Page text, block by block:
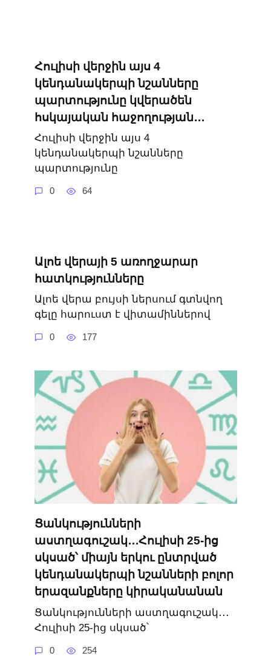
Հուլիսի վերջին այս 4
կենդանակերպի նշանները
պարտությունը կվերածեն
հսկայական հաջողության․․․
Հուլիսի վերջին այս 4
կենդանակերպի նշանները
պարտությունը
0 64
Ալոե վերայի 5 առողջարար
հատկությունները
Ալոե վերա բույսի ներսում գտնվող
գելը հարուստ է վիտամիններով
0 177
Ցանկությունների
աստղագուշակ․․․Հուլիսի 25-ից
սկսած՝ միայն երկու ընտրված
կենդանակերպի նշանների բոլոր
երազանքները կիրականանան
Ցանկությունների աստղագուշակ․․․
Հուլիսի 25-ից սկսած՝
0 254